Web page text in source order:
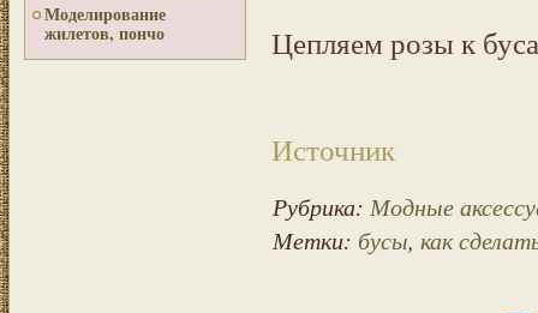
Моделирование
жилетов, пончо Цепляем розы к
Источник
Рубрика: Модные
Метки: бусы, как